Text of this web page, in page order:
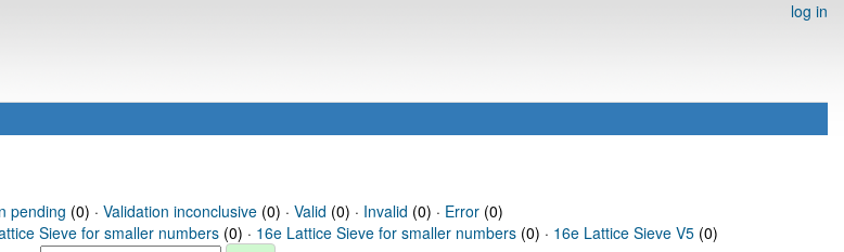
log in
pending (0) · Validation inconclusive(0) · Valid (0) · Invalid (0) · Error(0)
Sieve for smaller numbers (0) · 16e Lattice Sieve for smaller numbers (0) · 16e Lattice Sieve V5 (0)